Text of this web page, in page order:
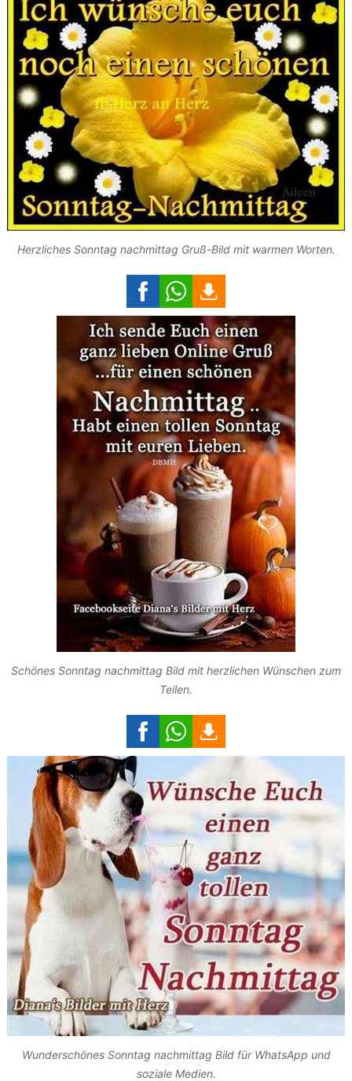
Herzliches Sonntag nachmittag Gruß-Bild mit warmen Worten.
Schönes Sonntag nachmittag Bild mit herzlichen Wünschen zum
Teilen.
Wunderschönes Sonntag nachmittag Bild für WhatsApp und
soziale Medien.